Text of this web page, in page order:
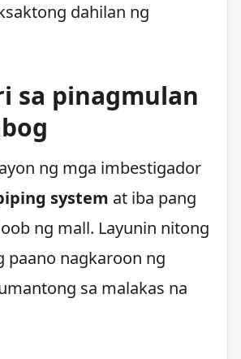
dahilan ng
sa pinagmulan
ng mga imbestigador
system at iba pang
ng mall. Layunin nitong
paano nagkaroon ng
sa malakas na